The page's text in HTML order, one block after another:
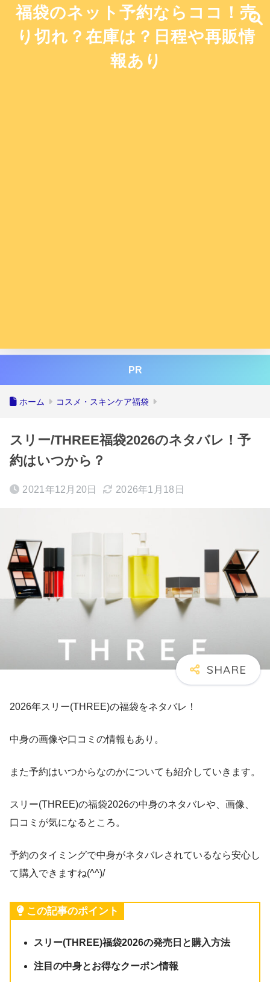
福袋のネット予約ならココ！売
り切れ？在庫は？日程や再販情
報あり
PR
ホーム コスメ・スキンケア福袋
スリー/THREE福袋2026のネタバレ！予
約はいつから？
2021年12月20日 2026年1月18日
2026年スリー(THREE)の福袋をネタバレ！
中身の画像や口コミの情報もあり。
また予約はいつからなのかについても紹介していきます。
スリー(THREE)の福袋2026の中身のネタバレや、画像、
口コミが気になるところ。
予約のタイミングで中身がネタバレされているなら安心し
て購入できますね(^^)/
この記事のポイント
スリー(THREE)福袋2026の発売日と購入方法
注目の中身とお得なクーポン情報